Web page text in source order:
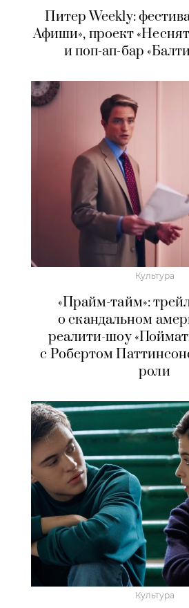
Питер Weekly:
Афиши», проект
и поп-ап-бар
Культура
«Прайм-тайм»:
о скандальном
реалити-шоу
с Робертом
роли
Культура